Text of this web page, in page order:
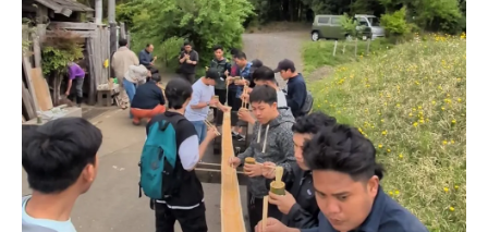
社員として支え合える鉄筋工の現場づくり
未経験求人で重視したい働きやすさの基準
鉄筋工社員が感じる現場作業の安心ポイン
ト